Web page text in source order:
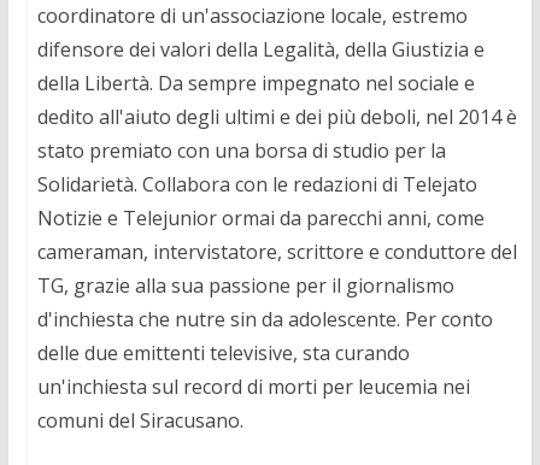
coordinatore di un'associazione locale, estremo
difensore dei valori della Legalità, della Giustizia e
della Libertà. Da sempre impegnato nel sociale e
dedito all'aiuto degli ultimi e dei più deboli, nel 2014 è
stato premiato con una borsa di studio per la
Solidarietà. Collabora con le redazioni di Telejato
Notizie e Telejunior ormai da parecchi anni, come
cameraman, intervistatore, scrittore e conduttore del
TG, grazie alla sua passione per il giornalismo
d'inchiesta che nutre sin da adolescente. Per conto
delle due emittenti televisive, sta curando
un'inchiesta sul record di morti per leucemia nei
comuni del Siracusano.